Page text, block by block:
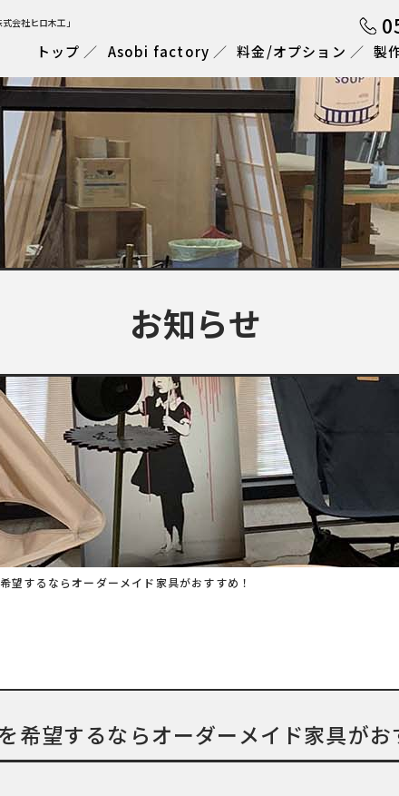
会社ヒロ木工」
トップ Asobi factory 料金/オプション 製
お知らせ
望するならオーダーメイド家具がおすすめ！
希望するならオーダーメイド家具が